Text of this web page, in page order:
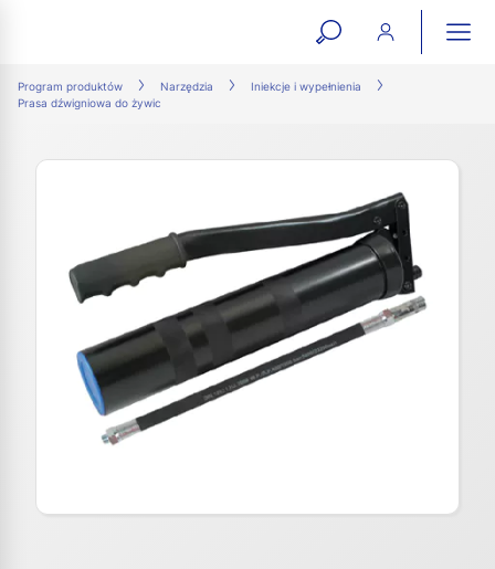
open
search
Program produktów Narzędzia
Iniekcje i wypełnienia
Prasa dźwigniowa do żywic